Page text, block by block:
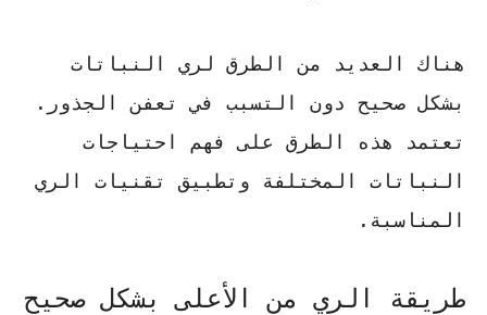
هناك العديد من الطرق لري النباتات
بشكل صحيح دون التسبب في تعفن الجذور.
تعتمد هذه الطرق على فهم احتياجات
النباتات المختلفة وتطبيق تقنيات الري
المناسبة.
طريقة الري من الأعلى بشكل صحيح